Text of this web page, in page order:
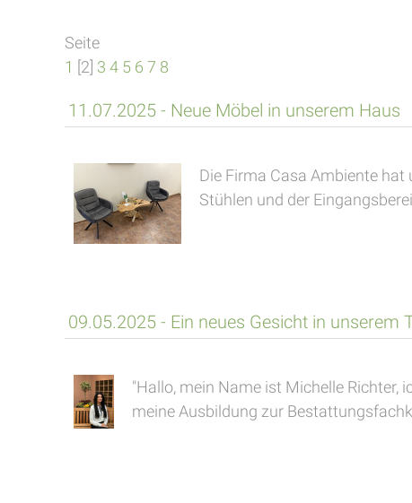
Seite
1 [2] 3 4 5 6 7 8
11.07.2025 - Neue Möbel in unserem Haus
Die Firma Casa Ambiente
Stühlen und der
09.05.2025 - Ein neues Gesicht in unserem
"Hallo, mein Name ist Michelle
meine Ausbildung zur